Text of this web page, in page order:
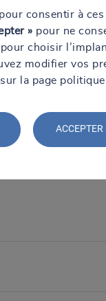
pour consentir à
» pour ne
pour choisir
modifier vos
la page politique
ACCEPTER